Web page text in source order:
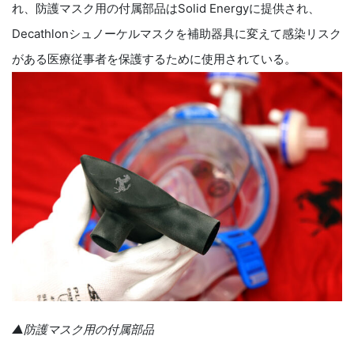
れ、防護マスク用の付属部品はSolid Energyに提供され、
Decathlonシュノーケルマスクを補助器具に変えて感染リスク
がある医療従事者を保護するために使用されている。
▲防護マスク用の付属部品